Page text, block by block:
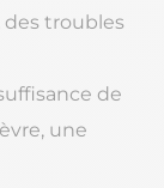
des troubles
de
une